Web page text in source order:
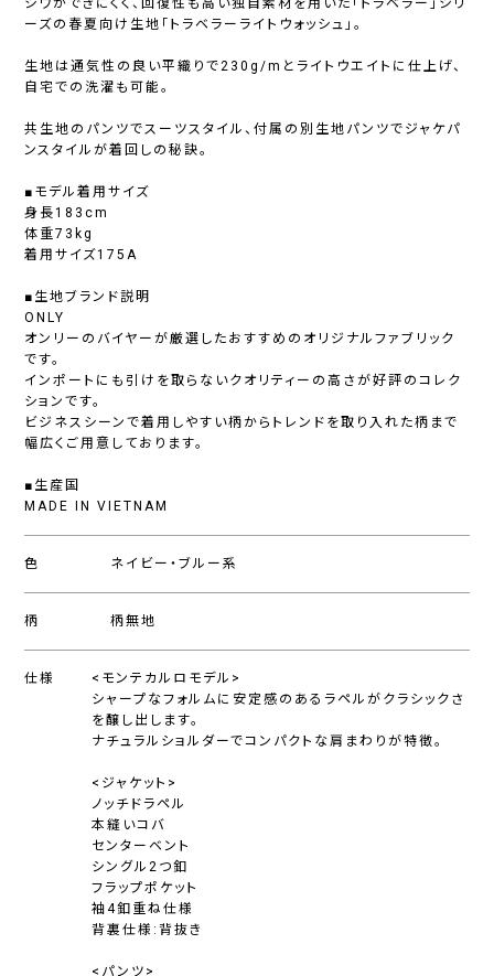
シワができにくく、回復性も高い独自素材を用いた「トラベラー」シリ
ーズの春夏向け生地「トラベラーライトウォッシュ」。
生地は通気性の良い平織りで230g/mとライトウエイトに仕上げ、
自宅での洗濯も可能。
共生地のパンツでスーツスタイル、付属の別生地パンツでジャケパ
ンスタイルが着回しの秘訣。
■モデル着用サイズ
身長183cm
体重73kg
着用サイズ175A
■生地ブランド説明
ONLY
オンリーのバイヤーが厳選したおすすめのオリジナルファブリック
です。
インポートにも引けを取らないクオリティーの高さが好評のコレク
ションです。
ビジネスシーンで着用しやすい柄からトレンドを取り入れた柄まで
幅広くご用意しております。
■生産国
MADE IN VIETNAM
色 ネイビー・ブルー系
柄 柄無地
仕様
<モンテカルロモデル>
シャープなフォルムに安定感のあるラペルがクラシックさ
を醸し出します。
ナチュラルショルダーでコンパクトな肩まわりが特徴。
<ジャケット>
ノッチドラペル
本縫いコバ
センターベント
シングル2つ釦
フラップポケット
袖4釦重ね仕様
背裏仕様:背抜き
<パンツ>